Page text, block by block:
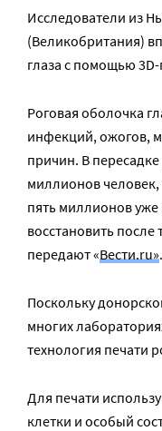
Исследователи из
(Великобритания)
глаза с помощью
Роговая оболочка
инфекций, ожогов,
причин. В
миллионов
пять миллионов уже
восстановить
передают «Вести.ru».
Поскольку
многих
технология печати
Для печати
клетки и особый